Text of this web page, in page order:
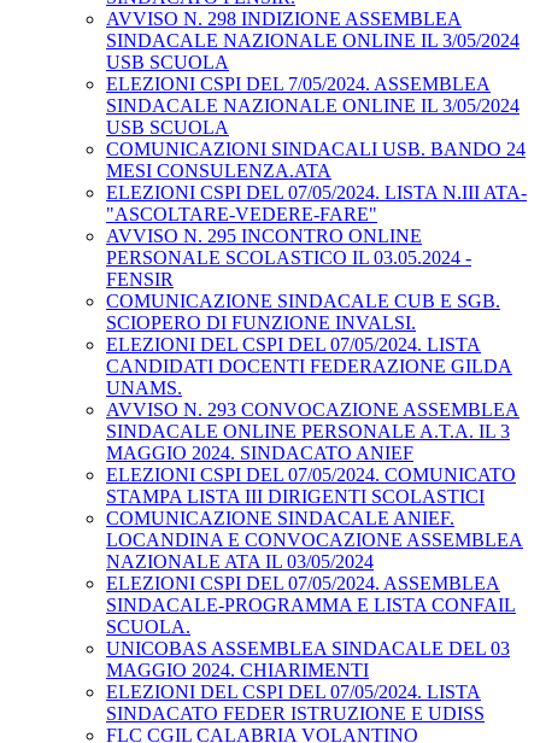
AVVISO N. 298 INDIZIONE ASSEMBLEA
SINDACALE NAZIONALE ONLINE IL 3/05/2024
USB SCUOLA
ELEZIONI CSPI DEL 7/05/2024. ASSEMBLEA
SINDACALE NAZIONALE ONLINE IL 3/05/2024
USB SCUOLA
COMUNICAZIONI SINDACALI USB. BANDO 24
MESI CONSULENZA.ATA
ELEZIONI CSPI DEL 07/05/2024. LISTA N.III ATA-
"ASCOLTARE-VEDERE-FARE"
AVVISO N. 295 INCONTRO ONLINE
PERSONALE SCOLASTICO IL 03.05.2024 -
FENSIR
COMUNICAZIONE SINDACALE CUB E SGB.
SCIOPERO DI FUNZIONE INVALSI.
ELEZIONI DEL CSPI DEL 07/05/2024. LISTA
CANDIDATI DOCENTI FEDERAZIONE GILDA
UNAMS.
AVVISO N. 293 CONVOCAZIONE ASSEMBLEA
SINDACALE ONLINE PERSONALE A.T.A. IL 3
MAGGIO 2024. SINDACATO ANIEF
ELEZIONI CSPI DEL 07/05/2024. COMUNICATO
STAMPA LISTA III DIRIGENTI SCOLASTICI
COMUNICAZIONE SINDACALE ANIEF.
LOCANDINA E CONVOCAZIONE ASSEMBLEA
NAZIONALE ATA IL 03/05/2024
ELEZIONI CSPI DEL 07/05/2024. ASSEMBLEA
SINDACALE-PROGRAMMA E LISTA CONFAIL
SCUOLA.
UNICOBAS ASSEMBLEA SINDACALE DEL 03
MAGGIO 2024. CHIARIMENTI
ELEZIONI DEL CSPI DEL 07/05/2024. LISTA
SINDACATO FEDER ISTRUZIONE E UDISS
FLC CGIL CALABRIA VOLANTINO